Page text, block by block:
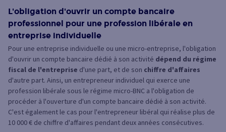
L'obligation d'ouvrir un compte bancaire
professionnel pour une profession libérale en
entreprise individuelle
Pour une entreprise individuelle ou une micro-entreprise, l'obligation
d'ouvrir un compte bancaire dédié à son activité dépend du régime
fiscal de l'entreprise d'une part, et de son chiffre d'affaires
d'autre part. Ainsi, un entrepreneur individuel qui exerce une
profession libérale sous le régime micro-BNC a l'obligation de
procéder à l'ouverture d'un compte bancaire dédié à son activité.
C'est également le cas pour l'entrepreneur libéral qui réalise plus de
10 000 € de chiffre d'affaires pendant deux années consécutives.